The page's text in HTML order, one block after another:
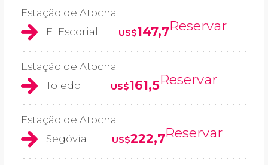
Estação de Atocha
El Escorial
US$147,7Reservar
Estação de Atocha
Toledo
US$161,5Reservar
Estação de Atocha
Segóvia
US$222,7Reservar